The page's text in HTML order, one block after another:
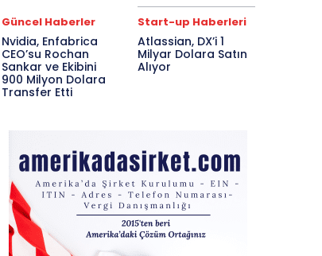
Güncel Haberler
Nvidia, Enfabrica
CEO’su Rochan
Sankar ve Ekibini
900 Milyon Dolara
Transfer Etti
Start-up Haberleri
Atlassian, DX’i 1
Milyar Dolara Satın
Alıyor